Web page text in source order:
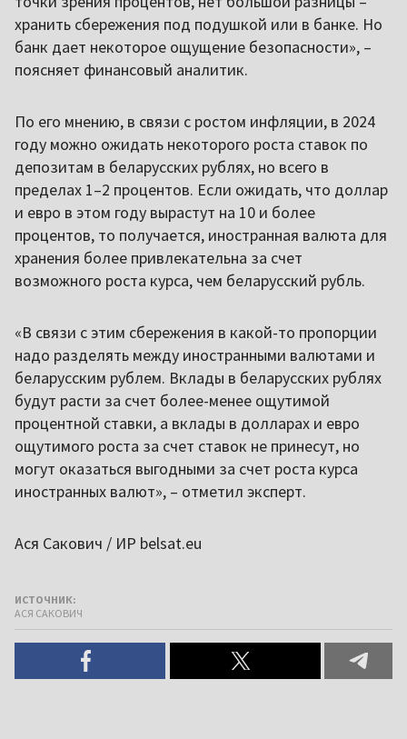
хранить сбережения под подушкой или в банке. Но
банк дает некоторое ощущение безопасности», –
поясняет финансовый аналитик.
По его мнению, в связи с ростом инфляции, в 2024
году можно ожидать некоторого роста ставок по
депозитам в беларусских рублях, но всего в
пределах 1–2 процентов. Если ожидать, что доллар
и евро в этом году вырастут на 10 и более
процентов, то получается, иностранная валюта для
хранения более привлекательна за счет
возможного роста курса, чем беларусский рубль.
«В связи с этим сбережения в какой-то пропорции
надо разделять между иностранными валютами и
беларусским рублем. Вклады в беларусских рублях
будут расти за счет более-менее ощутимой
процентной ставки, а вклады в долларах и евро
ощутимого роста за счет ставок не принесут, но
могут оказаться выгодными за счет роста курса
иностранных валют», – отметил эксперт.
Ася Сакович / ИР belsat.eu
ИСТОЧНИК:
АСЯ САКОВИЧ